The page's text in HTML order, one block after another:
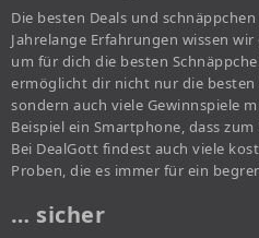
Die besten Deals und
Jahrelange Erfahrungen wissen
um für dich die besten
ermöglicht dir nicht nur die besten
sondern auch viele Gewinnspiele
Beispiel ein Smartphone, dass
Bei DealGott findest auch viele
Proben, die es immer für ein
… sicher